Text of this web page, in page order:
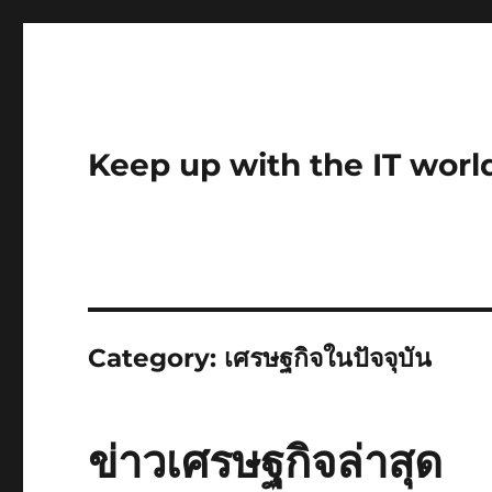
Keep up with the IT
Category: เศรษฐกิจในปัจจุบัน
ข่าวเศรษฐกิจล่าสุด